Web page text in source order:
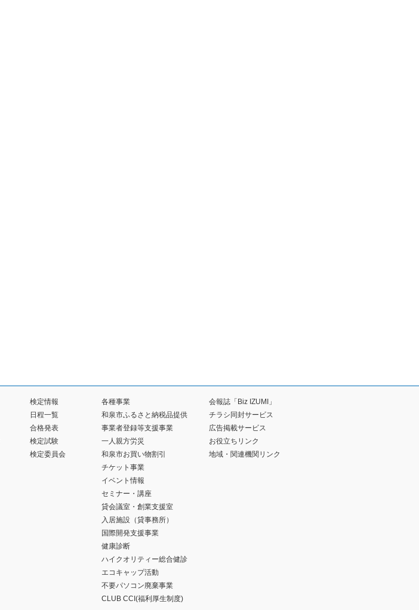
検定情報
日程一覧
合格発表
検定試験
検定委員会
各種事業
和泉市ふるさと納税品提供
事業者登録等支援事業
一人親方労災
和泉市お買い物割引
チケット事業
イベント情報
セミナー・講座
貸会議室・創業支援室
入居施設（貸事務所）
国際開発支援事業
健康診断
ハイクオリティー総合健診
エコキャップ活動
不要パソコン廃棄事業
CLUB CCI(福利厚生制度)
会報誌「Biz IZUMI」
チラシ同封サービス
広告掲載サービス
お役立ちリンク
地域・関連機関リンク